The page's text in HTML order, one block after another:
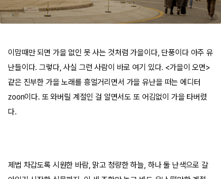
이맘때만 되면 가을 없인 못 사는 것처럼 가을이다, 단풍이다 아주 유
난들이다. 그렇다, 사실 그런 사람이 바로 여기 있다. <가을이 오면>
같은 진부한 가을 노래를 흥얼거리면서 가을 유난을 떠는 에디터
zoon이다. 또 와버릴 계절인 걸 알면서도 또 어김없이 가을 타버렸
다.
제법 차갑도록 시원한 바람, 맑고 청량한 하늘, 하나 둘 난색으로 갈